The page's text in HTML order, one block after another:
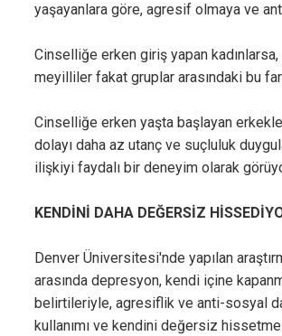
yaşayanlara göre, agresif olmaya ve
Cinselliğe erken giriş yapan
meyilliler fakat gruplar arasındaki bu
Cinselliğe erken yaşta başlayan
dolayı daha az utanç ve suçluluk
ilişkiyi faydalı bir deneyim olarak
KENDİNİ DAHA DEĞERSİZ
Denver Üniversitesi'nde yapılan
arasında depresyon, kendi içine
belirtileriyle, agresiflik ve anti-sosyal
kullanımı ve kendini değersiz